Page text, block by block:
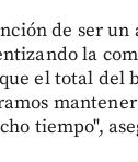
de ser un
la
el total del
tiempo",